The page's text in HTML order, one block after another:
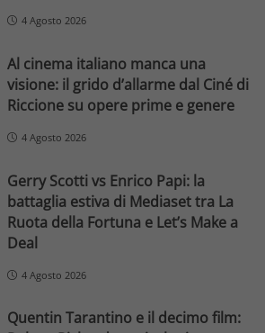
4 Agosto 2026
Al cinema italiano manca una
visione: il grido d’allarme dal Ciné di
Riccione su opere prime e genere
4 Agosto 2026
Gerry Scotti vs Enrico Papi: la
battaglia estiva di Mediaset tra La
Ruota della Fortuna e Let’s Make a
Deal
4 Agosto 2026
Quentin Tarantino e il decimo film: